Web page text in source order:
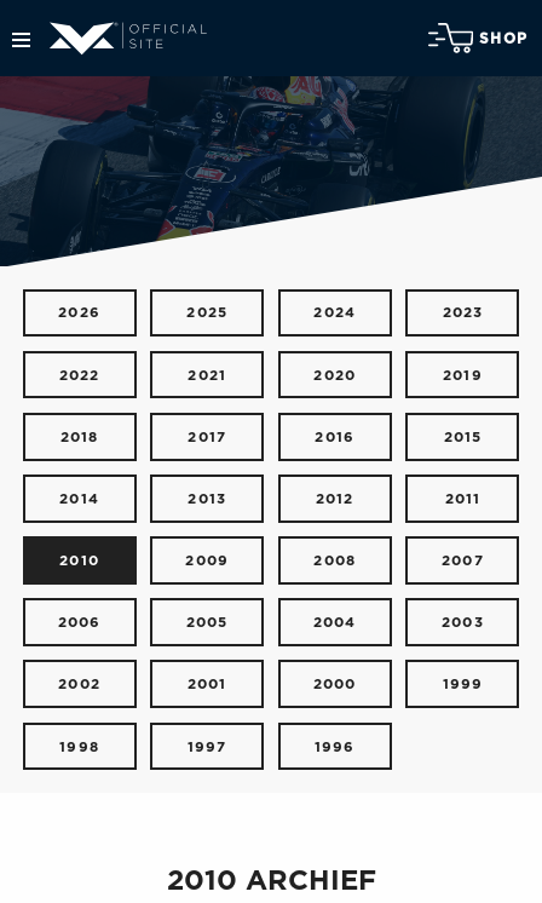
SHOP
2026 2025 2024 2023
2022 2021 2020 2019
2018 2017 2016 2015
2014 2013 2012 2011
2010 2009 2008 2007
2006 2005 2004 2003
2002 2001 2000 1999
1998 1997 1996
2010 ARCHIEF